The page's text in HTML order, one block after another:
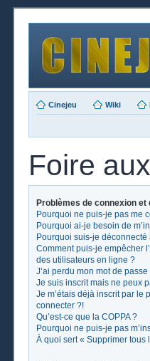
Cinejeu Wiki
Foire
Problèmes de connexion et
Pourquoi ne puis-je pas me
Pourquoi ai-je besoin de
Pourquoi suis-je déconnecté
Comment puis-je empêcher
des utilisateurs en ligne ?
J’ai perdu mon mot de passe
Je suis inscrit mais ne peux
Je m’étais déjà inscrit par le
connecter ?!
Qu’est-ce que la COPPA ?
Pourquoi ne puis-je pas
À quoi sert « Supprimer tous